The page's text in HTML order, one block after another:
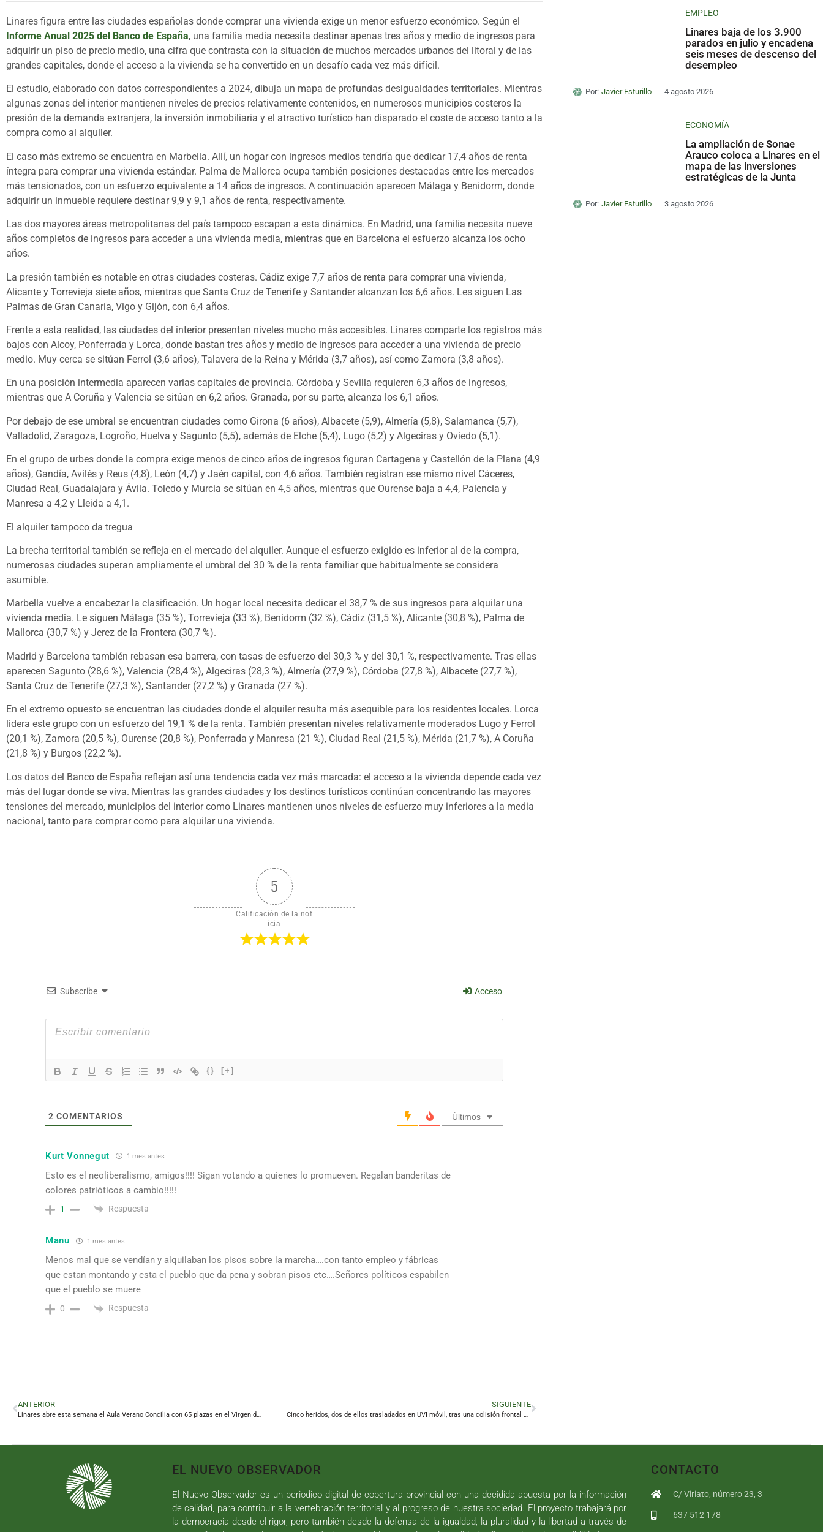
Linares figura entre las ciudades españolas donde comprar una vivienda exige un menor esfuerzo económico. Según el
Informe Anual 2025 del Banco de España, una familia media necesita destinar apenas tres años y medio de ingresos para
adquirir un piso de precio medio, una cifra que contrasta con la situación de muchos mercados urbanos del litoral y de las
grandes capitales, donde el acceso a la vivienda se ha convertido en un desafío cada vez más difícil.
El estudio, elaborado con datos correspondientes a 2024, dibuja un mapa de profundas desigualdades territoriales. Mientras
algunas zonas del interior mantienen niveles de precios relativamente contenidos, en numerosos municipios costeros la
presión de la demanda extranjera, la inversión inmobiliaria y el atractivo turístico han disparado el coste de acceso tanto a la
compra como al alquiler.
El caso más extremo se encuentra en Marbella. Allí, un hogar con ingresos medios tendría que dedicar 17,4 años de renta
íntegra para comprar una vivienda estándar. Palma de Mallorca ocupa también posiciones destacadas entre los mercados
más tensionados, con un esfuerzo equivalente a 14 años de ingresos. A continuación aparecen Málaga y Benidorm, donde
adquirir un inmueble requiere destinar 9,9 y 9,1 años de renta, respectivamente.
Las dos mayores áreas metropolitanas del país tampoco escapan a esta dinámica. En Madrid, una familia necesita nueve
años completos de ingresos para acceder a una vivienda media, mientras que en Barcelona el esfuerzo alcanza los ocho
años.
La presión también es notable en otras ciudades costeras. Cádiz exige 7,7 años de renta para comprar una vivienda,
Alicante y Torrevieja siete años, mientras que Santa Cruz de Tenerife y Santander alcanzan los 6,6 años. Les siguen Las
Palmas de Gran Canaria, Vigo y Gijón, con 6,4 años.
Frente a esta realidad, las ciudades del interior presentan niveles mucho más accesibles. Linares comparte los registros más
bajos con Alcoy, Ponferrada y Lorca, donde bastan tres años y medio de ingresos para acceder a una vivienda de precio
medio. Muy cerca se sitúan Ferrol (3,6 años), Talavera de la Reina y Mérida (3,7 años), así como Zamora (3,8 años).
En una posición intermedia aparecen varias capitales de provincia. Córdoba y Sevilla requieren 6,3 años de ingresos,
mientras que A Coruña y Valencia se sitúan en 6,2 años. Granada, por su parte, alcanza los 6,1 años.
Por debajo de ese umbral se encuentran ciudades como Girona (6 años), Albacete (5,9), Almería (5,8), Salamanca (5,7),
Valladolid, Zaragoza, Logroño, Huelva y Sagunto (5,5), además de Elche (5,4), Lugo (5,2) y Algeciras y Oviedo (5,1).
En el grupo de urbes donde la compra exige menos de cinco años de ingresos figuran Cartagena y Castellón de la Plana (4,9
años), Gandía, Avilés y Reus (4,8), León (4,7) y Jaén capital, con 4,6 años. También registran ese mismo nivel Cáceres,
Ciudad Real, Guadalajara y Ávila. Toledo y Murcia se sitúan en 4,5 años, mientras que Ourense baja a 4,4, Palencia y
Manresa a 4,2 y Lleida a 4,1.
El alquiler tampoco da tregua
La brecha territorial también se refleja en el mercado del alquiler. Aunque el esfuerzo exigido es inferior al de la compra,
numerosas ciudades superan ampliamente el umbral del 30 % de la renta familiar que habitualmente se considera
asumible.
Marbella vuelve a encabezar la clasificación. Un hogar local necesita dedicar el 38,7 % de sus ingresos para alquilar una
vivienda media. Le siguen Málaga (35 %), Torrevieja (33 %), Benidorm (32 %), Cádiz (31,5 %), Alicante (30,8 %), Palma de
Mallorca (30,7 %) y Jerez de la Frontera (30,7 %).
Madrid y Barcelona también rebasan esa barrera, con tasas de esfuerzo del 30,3 % y del 30,1 %, respectivamente. Tras ellas
aparecen Sagunto (28,6 %), Valencia (28,4 %), Algeciras (28,3 %), Almería (27,9 %), Córdoba (27,8 %), Albacete (27,7 %),
Santa Cruz de Tenerife (27,3 %), Santander (27,2 %) y Granada (27 %).
En el extremo opuesto se encuentran las ciudades donde el alquiler resulta más asequible para los residentes locales. Lorca
lidera este grupo con un esfuerzo del 19,1 % de la renta. También presentan niveles relativamente moderados Lugo y Ferrol
(20,1 %), Zamora (20,5 %), Ourense (20,8 %), Ponferrada y Manresa (21 %), Ciudad Real (21,5 %), Mérida (21,7 %), A Coruña
(21,8 %) y Burgos (22,2 %).
Los datos del Banco de España reflejan así una tendencia cada vez más marcada: el acceso a la vivienda depende cada vez
más del lugar donde se viva. Mientras las grandes ciudades y los destinos turísticos continúan concentrando las mayores
tensiones del mercado, municipios del interior como Linares mantienen unos niveles de esfuerzo muy inferiores a la media
nacional, tanto para comprar como para alquilar una vivienda.
5
Calificación de la not
icia
Subscribe Acceso
{} [+]
2 COMENTARIOS Últimos
Kurt Vonnegut 1 mes antes
Esto es el neoliberalismo, amigos!!!! Sigan votando a quienes lo promueven. Regalan banderitas de
colores patrióticos a cambio!!!!!
1 Respuesta
Manu 1 mes antes
Menos mal que se vendían y alquilaban los pisos sobre la marcha….con tanto empleo y fábricas
que estan montando y esta el pueblo que da pena y sobran pisos etc….Señores políticos espabilen
que el pueblo se muere
0 Respuesta
ANTERIOR SIGUIENTE
EMPLEO
Linares baja de los 3.900
parados en julio y encadena
seis meses de descenso del
desempleo
Por: Javier Esturillo 4 agosto 2026
ECONOMÍA
La ampliación de Sonae
Arauco coloca a Linares en el
mapa de las inversiones
estratégicas de la Junta
Por: Javier Esturillo 3 agosto 2026
EL NUEVO OBSERVADOR
El Nuevo Observador es un periodico digital de cobertura provincial con una decidida apuesta por la información
de calidad, para contribuir a la vertebración territorial y al progreso de nuestra sociedad. El proyecto trabajará por
la democracia desde el rigor, pero también desde la defensa de la igualdad, la pluralidad y la libertad a través de
CONTACTO
C/ Viriato, número 23, 3
637 512 178